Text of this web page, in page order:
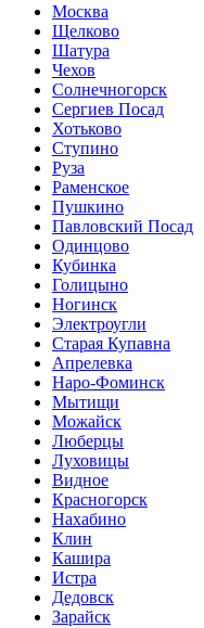
Москва
Щелково
Шатура
Чехов
Солнечногорск
Сергиев Посад
Хотьково
Ступино
Руза
Раменское
Пушкино
Павловский Посад
Одинцово
Кубинка
Голицыно
Ногинск
Электроугли
Старая Купавна
Апрелевка
Наро-Фоминск
Мытищи
Можайск
Люберцы
Луховицы
Видное
Красногорск
Нахабино
Клин
Кашира
Истра
Дедовск
Зарайск